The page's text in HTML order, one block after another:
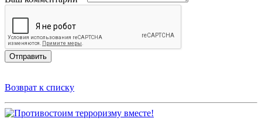
Отправить
Возврат к списку